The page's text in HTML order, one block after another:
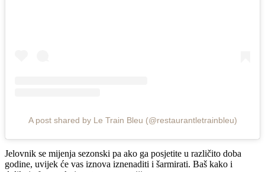
A post shared by Le Train Bleu (@restaurantletrainbleu)
Jelovnik se mijenja sezonski pa ako ga posjetite u različito doba
godine, uvijek će vas iznova iznenaditi i šarmirati. Baš kako i